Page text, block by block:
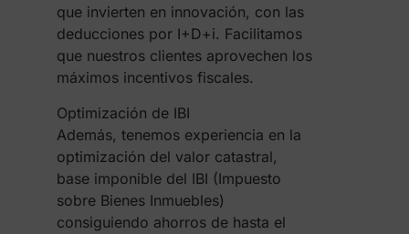
que invierten en innovación, con las
deducciones por I+D+i. Facilitamos
que nuestros clientes aprovechen los
máximos incentivos fiscales.
Optimización de IBI
Además, tenemos experiencia en la
optimización del valor catastral,
base imponible del IBI (Impuesto
sobre Bienes Inmuebles)
consiguiendo ahorros de hasta el